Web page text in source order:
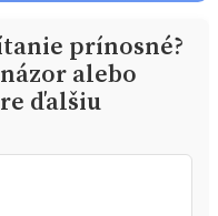
prínosné?
alebo
ďalšiu